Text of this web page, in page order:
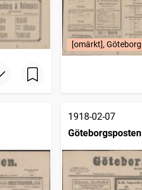
[omärkt], Göteborg
1918-02-07
Göteborgsposten